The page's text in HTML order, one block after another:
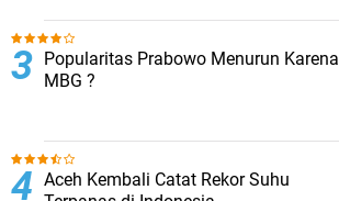
Popularitas Prabowo Menurun Karena
MBG ?
Aceh Kembali Catat Rekor Suhu